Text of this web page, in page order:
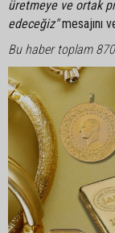
üretmeye ve ortak
edeceğiz"mesajını
Bu haber toplam